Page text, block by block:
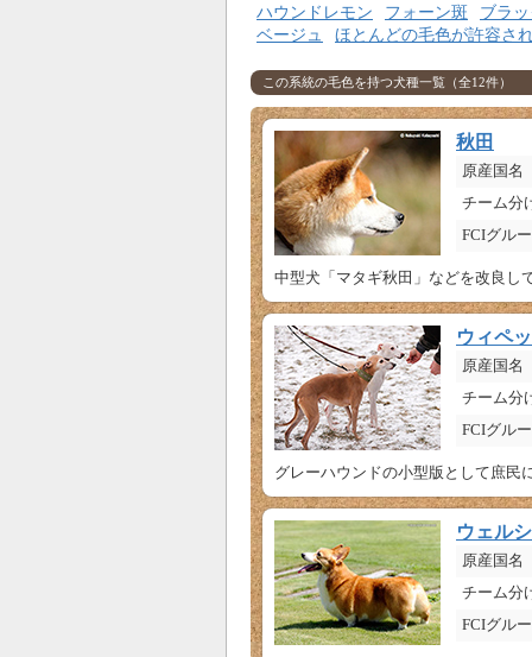
ハウンドレモン
フォーン斑
ブラ
ベージュ
ほとんどの毛色が許容さ
この系統の毛色を持つ犬種一覧（全12件）
秋田
原産国名
チーム分
FCIグル
中型犬「マタギ秋田」などを改良し
ウィペ
原産国名
チーム分
FCIグル
ウェル
原産国名
チーム分
FCIグル